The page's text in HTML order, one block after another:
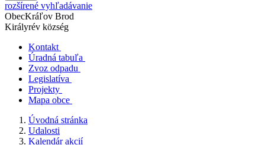
rozšírené vyhľadávanie
ObecKráľov Brod
Királyrév község
Kontakt
Úradná tabuľa
Zvoz odpadu
Legislatíva
Projekty
Mapa obce
Úvodná stránka
Udalosti
Kalendár akcií